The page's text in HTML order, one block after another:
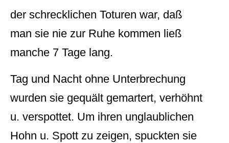
der schrecklichen Toturen war, daß
man sie nie zur Ruhe kommen ließ
manche 7 Tage lang.
Tag und Nacht ohne Unterbrechung
wurden sie gequält gemartert, verhöhnt
u. verspottet. Um ihren unglaublichen
Hohn u. Spott zu zeigen, spuckten sie